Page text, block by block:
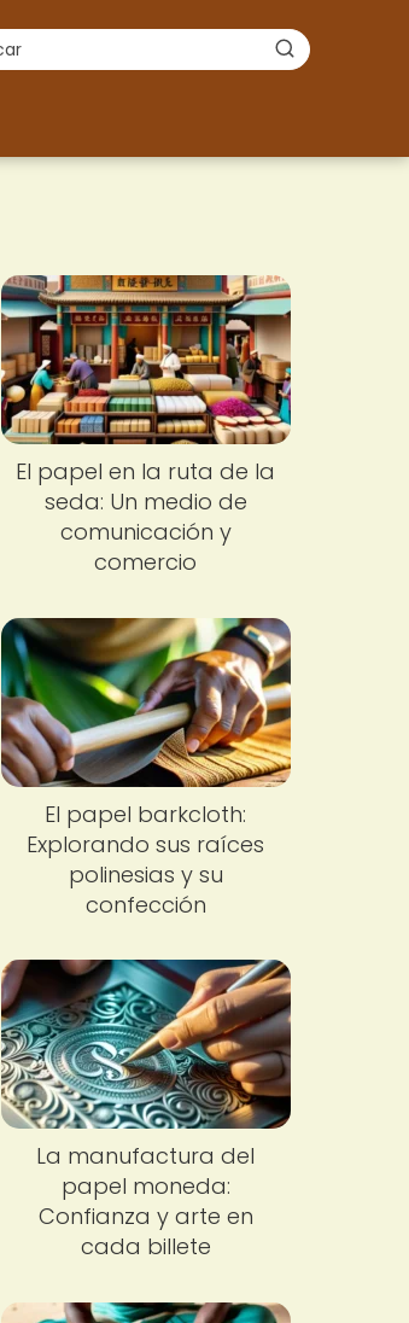
El papel en la ruta de la
seda: Un medio de
comunicación y
comercio
El papel barkcloth:
Explorando sus raíces
polinesias y su
confección
La manufactura del
papel moneda:
Confianza y arte en
cada billete